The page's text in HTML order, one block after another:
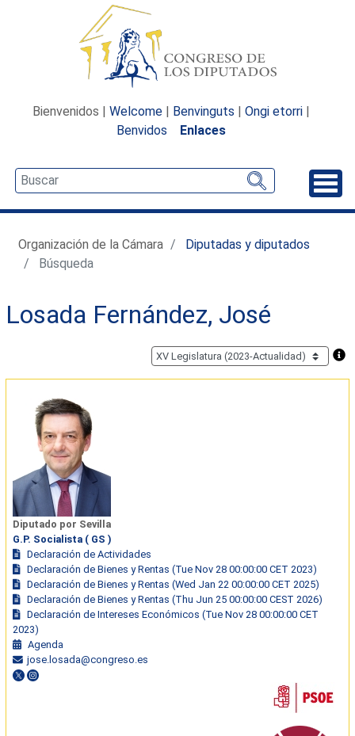
Bienvenidos | Welcome | Benvinguts | Ongi etorri |
Benvidos
Enlaces
Organización de la Cámara
Diputadas y diputados
Búsqueda
Losada Fernández, José
Diputado por Sevilla
G.P. Socialista ( GS )
Declaración de Actividades
Declaración de Bienes y Rentas (Tue Nov 28 00:00:00 CET 2023)
Declaración de Bienes y Rentas (Wed Jan 22 00:00:00 CET 2025)
Declaración de Bienes y Rentas (Thu Jun 25 00:00:00 CEST 2026)
Declaración de Intereses Económicos (Tue Nov 28 00:00:00 CET
2023)
Agenda
jose.losada@congreso.es